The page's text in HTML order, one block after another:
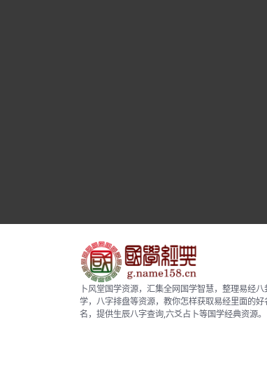
卜风堂国学资源，汇集全网国学智慧，整理易经
学，八字排盘等资源，教你怎样获取易经里面的
名，提供生辰八字查询,六爻占卜等国学经典资源。